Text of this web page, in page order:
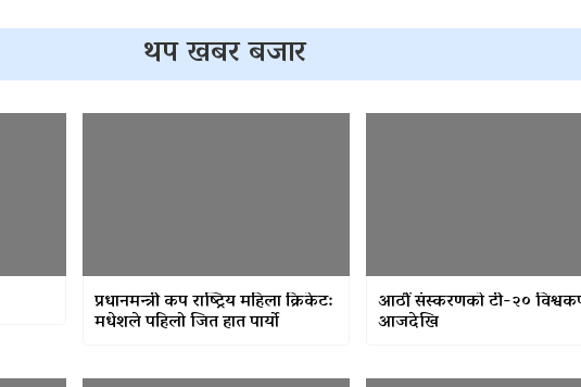
थप खबर बजार
प्रधानमन्त्री कप राष्ट्रिय महिला क्रिकेट:
मधेशले पहिलो जित हात पार्यो
आठौं संस्करणको टी-२०
आजदेखि